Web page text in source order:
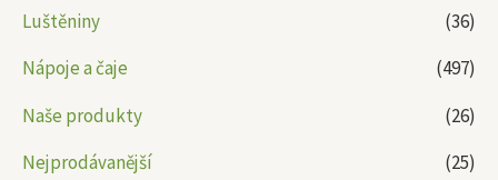
Luštěniny
(36)
Nápoje a čaje
(497)
Naše produkty
(26)
Nejprodávanější
(25)